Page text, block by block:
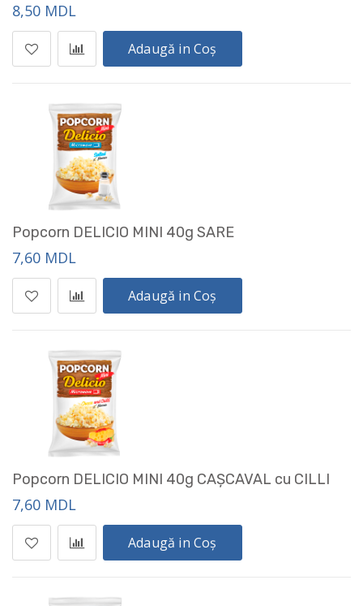
8,50 MDL
Adaugă in Coș
Popcorn DELICIO MINI 40g SARE
7,60 MDL
Adaugă in Coș
Popcorn DELICIO MINI 40g CAȘCAVAL cu CILLI
7,60 MDL
Adaugă in Coș